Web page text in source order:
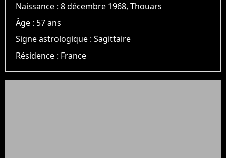
Naissance :8 décembre 1968, Thouars
Âge : 57 ans
Signe astrologique :Sagittaire
Résidence : France